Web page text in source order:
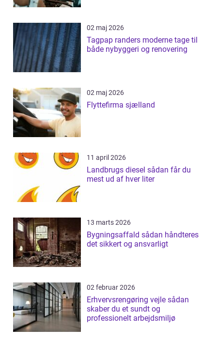
02 maj 2026
Tagpap randers moderne tage til
både nybyggeri og renovering
02 maj 2026
Flyttefirma sjælland
11 april 2026
Landbrugs diesel sådan får du
mest ud af hver liter
13 marts 2026
Bygningsaffald sådan håndteres
det sikkert og ansvarligt
02 februar 2026
Erhvervsrengøring vejle sådan
skaber du et sundt og
professionelt arbejdsmiljø